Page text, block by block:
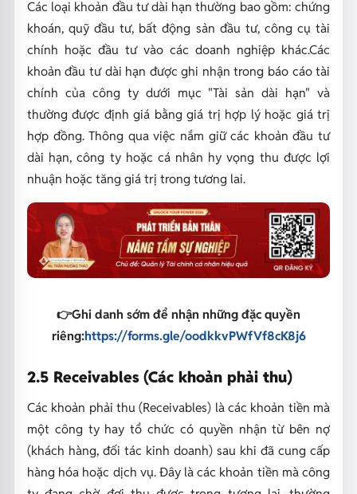
Các loại khoản đầu tư dài hạn thường bao gồm: chứng
khoán, quỹ đầu tư, bất động sản đầu tư, công cụ tài
chính hoặc đầu tư vào các doanh nghiệp khác.Các
khoản đầu tư dài hạn được ghi nhận trong báo cáo tài
chính của công ty dưới mục "Tài sản dài hạn" và
thường được định giá bằng giá trị hợp lý hoặc giá trị
hợp đồng. Thông qua việc nắm giữ các khoản đầu tư
dài hạn, công ty hoặc cá nhân hy vọng thu được lợi
nhuận hoặc tăng giá trị trong tương lai.
👉Ghi danh sớm để nhận những đặc quyền
riêng:https://forms.gle/oodkkvPWfVf8cK8j6
2.5 Receivables (Các khoản phải thu)
Các khoản phải thu (Receivables) là các khoản tiền mà
một công ty hay tổ chức có quyền nhận từ bên nợ
(khách hàng, đối tác kinh doanh) sau khi đã cung cấp
hàng hóa hoặc dịch vụ. Đây là các khoản tiền mà công